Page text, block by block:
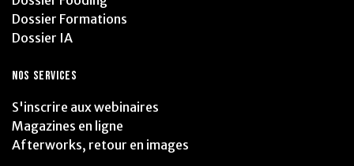
Dossier Formations
Dossier IA
NOS SERVICES
S'inscrire aux webinaires
Magazines en ligne
Afterworks, retour en images